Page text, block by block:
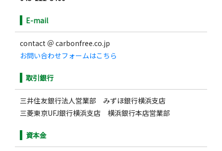
E-mail
contact ＠ carbonfree.co.jp
お問い合わせフォームはこちら
取引銀行
三井住友銀行法人営業部 みずほ銀行横浜支店
三菱東京UFJ銀行横浜支店 横浜銀行本店営業部
資本金